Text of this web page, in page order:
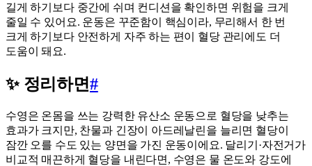
길게 하기보다 중간에 쉬며 컨디션을 확인하면 위험을 크게
줄일 수 있어요. 운동은 꾸준함이 핵심이라, 무리해서 한 번
크게 하기보다 안전하게 자주 하는 편이 혈당 관리에도 더
도움이 돼요.
✨ 정리하면#
수영은 온몸을 쓰는 강력한 유산소 운동으로 혈당을 낮추는
효과가 크지만, 찬물과 긴장이 아드레날린을 늘리면 혈당이
잠깐 오를 수도 있는 양면을 가진 운동이에요. 달리기·자전거가
비교적 매끈하게 혈당을 내린다면, 수영은 물 온도와 강도에